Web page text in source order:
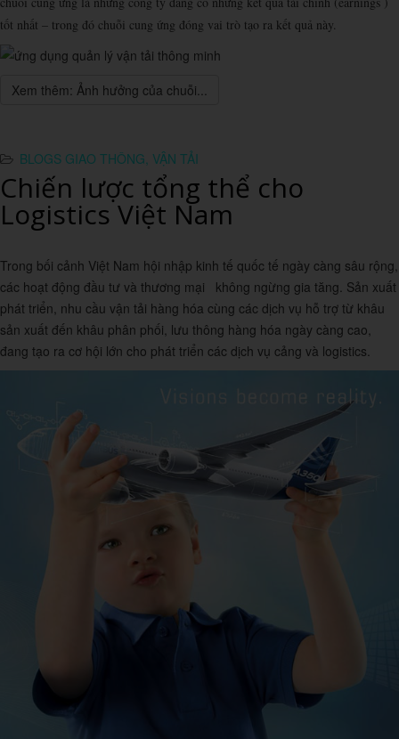
tốt nhất – trong đó chuỗi cung ứng đóng vai trò tạo ra kết quả này.
Xem thêm: Ảnh hưởng của chuỗi...
BLOGS GIAO THÔNG, VẬN TẢI
Chiến lược tổng thể cho
Logistics Việt Nam
Trong bối cảnh Việt Nam hội nhập kinh tế quốc tế ngày càng sâu rộng,
các hoạt động đầu tư và thương mại không ngừng gia tăng. Sản xuất
phát triển, nhu cầu vận tải hàng hóa cùng các dịch vụ hỗ trợ từ khâu
sản xuất đến khâu phân phối, lưu thông hàng hóa ngày càng cao,
đang tạo ra cơ hội lớn cho phát triển các dịch vụ cảng và logistics.